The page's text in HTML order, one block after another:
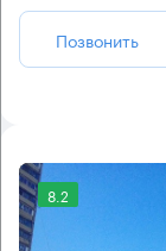
Позвонить
8.2